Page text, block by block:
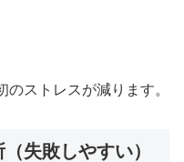
ストレスが減ります。
失敗しやすい）